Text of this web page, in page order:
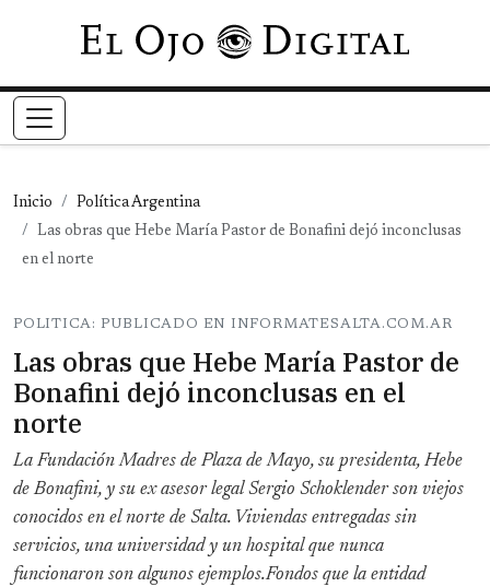
Pasar al contenido principal
Inicio
Política Argentina
Las obras que Hebe María Pastor de Bonafini dejó inconclusas
en el norte
POLITICA: PUBLICADO EN INFORMATESALTA.COM.AR
Las obras que Hebe María Pastor de
Bonafini dejó inconclusas en el
norte
La Fundación Madres de Plaza de Mayo, su presidenta, Hebe
de Bonafini, y su ex asesor legal Sergio Schoklender son viejos
conocidos en el norte de Salta. Viviendas entregadas sin
servicios, una universidad y un hospital que nunca
funcionaron son algunos ejemplos.Fondos que la entidad